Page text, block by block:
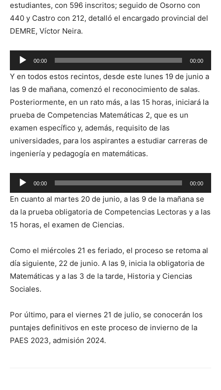
estudiantes, con 596 inscritos; seguido de Osorno con
440 y Castro con 212, detalló el encargado provincial del
DEMRE, Víctor Neira.
Reproductor
de
audio
00:00 00:00
Y en todos estos recintos, desde este lunes 19 de junio a
las 9 de mañana, comenzó el reconocimiento de salas.
Posteriormente, en un rato más, a las 15 horas, iniciará la
prueba de Competencias Matemáticas 2, que es un
examen específico y, además, requisito de las
universidades, para los aspirantes a estudiar carreras de
ingeniería y pedagogía en matemáticas.
Reproductor
de
audio
00:00 00:00
En cuanto al martes 20 de junio, a las 9 de la mañana se
da la prueba obligatoria de Competencias Lectoras y a las
15 horas, el examen de Ciencias.
Como el miércoles 21 es feriado, el proceso se retoma al
día siguiente, 22 de junio. A las 9, inicia la obligatoria de
Matemáticas y a las 3 de la tarde, Historia y Ciencias
Sociales.
Por último, para el viernes 21 de julio, se conocerán los
puntajes definitivos en este proceso de invierno de la
PAES 2023, admisión 2024.